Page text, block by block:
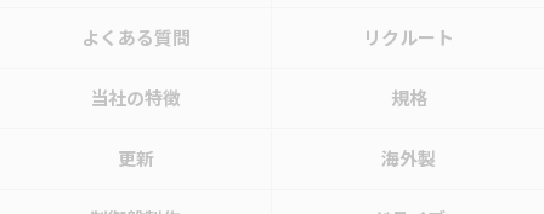
よくある質問 リクルート
当社の特徴 規格
更新 海外製